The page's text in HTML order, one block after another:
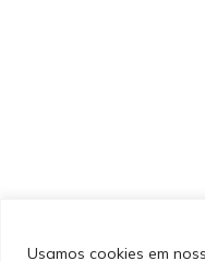
Usamos cookies em
Privacidade